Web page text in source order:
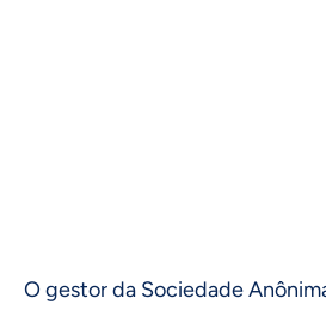
O gestor da Sociedade